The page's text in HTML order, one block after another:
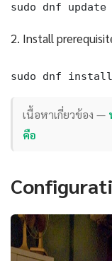
sudo dnf
2. Install
sudo dnf
เนื้อหาเกี่ยวข้อง —
คือ